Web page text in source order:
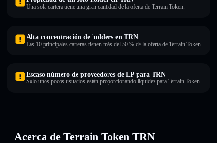
Una sola cartera tiene una gran cantidad de la oferta de Terrain Token.
Alta concentración de holders en TRN
Las 10 principales carteras tienen más del 50 % de la oferta de Terrain Token.
Escaso número de proveedores de LP para TRN
Solo unos pocos usuarios están proporcionando liquidez para Terrain Token.
Acerca de Terrain Token TRN